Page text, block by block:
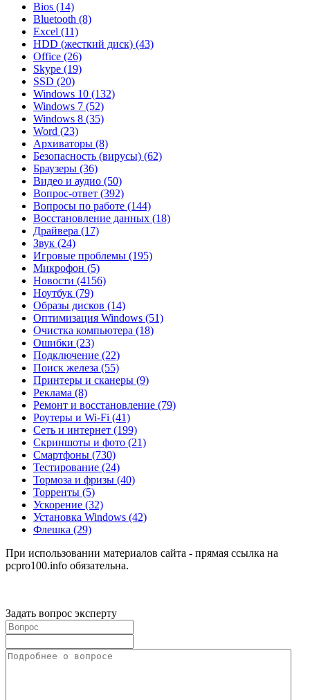
Bios (14)
Bluetooth (8)
Excel (11)
HDD (жесткий диск) (43)
Office (26)
Skype (19)
SSD (20)
Windows 10 (132)
Windows 7 (52)
Windows 8 (35)
Word (23)
Архиваторы (8)
Безопасность (вирусы) (62)
Браузеры (36)
Видео и аудио (50)
Вопрос-ответ (392)
Вопросы по работе (144)
Восстановление данных (18)
Драйвера (17)
Звук (24)
Игровые проблемы (195)
Микрофон (5)
Новости (4156)
Ноутбук (79)
Образы дисков (14)
Оптимизация Windows (51)
Очистка компьютера (18)
Ошибки (23)
Подключение (22)
Поиск железа (55)
Принтеры и сканеры (9)
Реклама (8)
Ремонт и восстановление (79)
Роутеры и Wi-Fi (41)
Сеть и интернет (199)
Скриншоты и фото (21)
Смартфоны (730)
Тестирование (24)
Тормоза и фризы (40)
Торренты (5)
Ускорение (32)
Установка Windows (42)
Флешка (29)
При использовании материалов сайта - прямая ссылка на
pcpro100.info обязательна.
Задать вопрос эксперту